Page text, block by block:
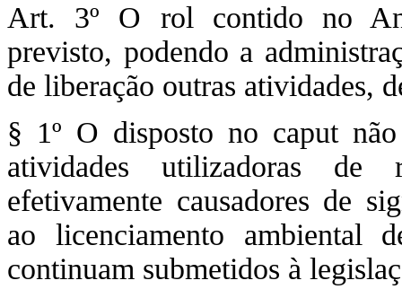
Art. 3º O rol contido no
previsto, podendo a
de liberação outras atividades,
§ 1º O disposto no caput
atividades utilizadoras de
efetivamente causadores de
ao licenciamento ambiental
continuam submetidos à